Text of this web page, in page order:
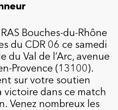
Bouches-du-Rhône
du CDR 06 ce samedi
du Val de l’Arc, avenue
Provence (13100).
sur votre soutien
victoire dans ce match
Venez nombreux les